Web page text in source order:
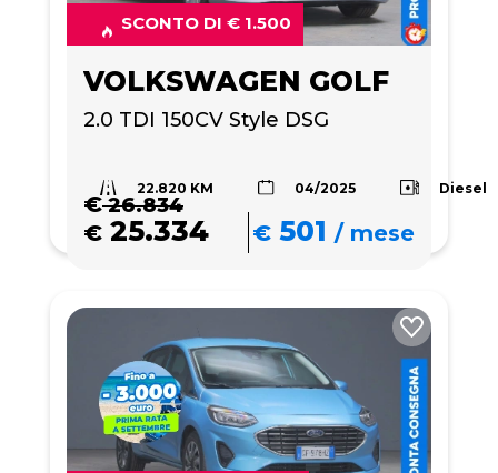
SCONTO DI € 1.500
VOLKSWAGEN GOLF
2.0 TDI 150CV Style DSG
22.820 KM 04/2025 Diesel
€26.834
€ 25.334 € 501 /mese